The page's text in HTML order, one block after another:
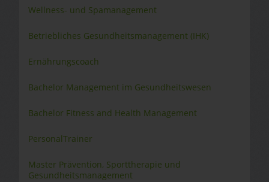
Wellness- und Spamanagement
Betriebliches Gesundheitsmanagement (IHK)
Ernährungscoach
Bachelor Management im Gesundheitswesen
Bachelor Fitness and Health Management
PersonalTrainer
Master Prävention, Sporttherapie und
Gesundheitsmanagement